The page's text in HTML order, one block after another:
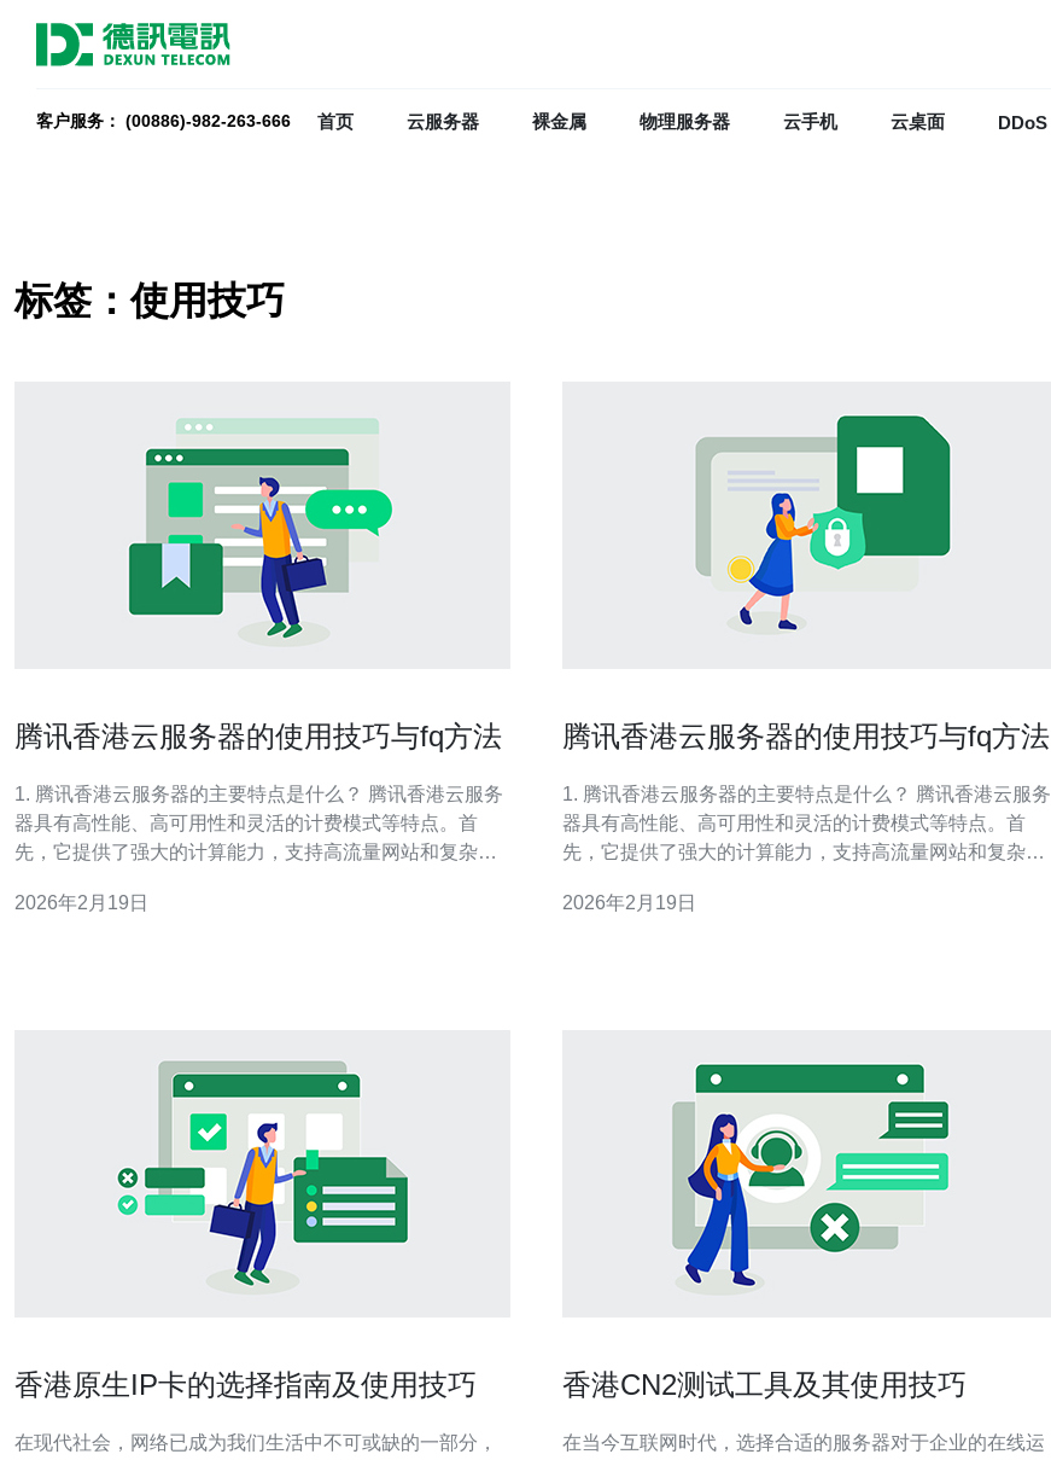
客户服务： (00886)-982-263-666 首页 云服务器 裸金属 物理服务器 云手机 云桌面 DDoS
标签：使用技巧
腾讯香港云服务器的使用技巧与fq方法
1. 腾讯香港云服务器的主要特点是什么？ 腾讯香港云服务
器具有高性能、高可用性和灵活的计费模式等特点。首
先，它提供了强大的计算能力，支持高流量网站和复杂应
和高稳定性，适合面向全球用户的业务。此外，用户可以
2026年2月19日
腾讯香港云服务器的使用技巧与fq方法
1. 腾讯香港云服务器的主要特点是什么？ 腾讯香港云服务
器具有高性能、高可用性和灵活的计费模式等特点。首
先，它提供了强大的计算能力，支持高流量网站和复杂应
和高稳定性，适合面向全球用户的业务。此外，用户可以
2026年2月19日
香港原生IP卡的选择指南及使用技巧
在现代社会，网络已成为我们生活中不可或缺的一部分，
香港CN2测试工具及其使用技巧
在当今互联网时代，选择合适的服务器对于企业的在线运